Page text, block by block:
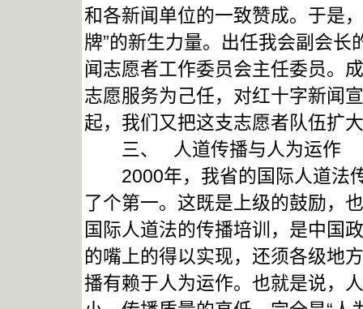
和各新闻单位的一致赞成。于是
牌”的新生力量。出任我会副会
闻志愿者工作委员会主任委员。
志愿服务为己任，对红十字新闻
起，我们又把这支志愿者队伍扩
三、 人道传播与人为运作
2000年，我省的国际人道法传
了个第一。这既是上级的鼓励，
国际人道法的传播培训，是中国
的嘴上的得以实现，还须各级地
播有赖于人为运作。也就是说，